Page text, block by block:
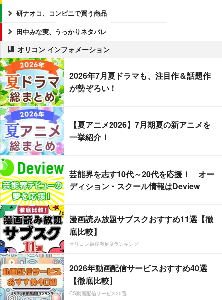
研ナオコ、コンビニで買う商品
田中みな実、うっかりネタバレ
オリコン インフォメーション
2026年7月夏ドラマも、注目作＆話題作
が勢ぞろい！
【夏アニメ2026】7月期夏の新アニメを
一挙紹介！
芸能界を志す10代～20代を応援！ オー
ディション・スクール情報はDeview
漫画読み放題サブスクおすすめ11選【徹
底比較】
オリコン顧客満足度ランキング
2026年動画配信サービスおすすめ40選
【徹底比較】
CS動画配信サービス20選